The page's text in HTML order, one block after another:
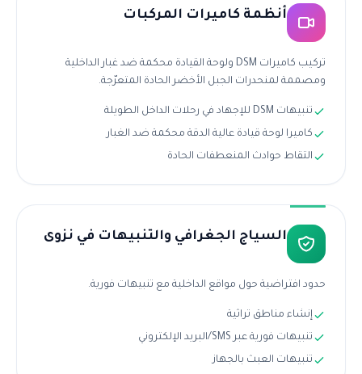
أنظمة كاميرات المركبات
تركيب كاميرات DSM ولوحة القيادة محكمة ضد غبار الداخلية
ومصممة لمنحدرات الجبل الأخضر الحادة المتعرّجة.
تنبيهات DSM للإجهاد في رحلات الداخل الطويلة
كاميرا لوحة قيادة عالية الدقة محكمة ضد الغبار
التقاط حوادث المنعطفات الحادة
السياج الجغرافي والتنبيهات في نزوى
حدود افتراضية حول مواقع الداخلية مع تنبيهات فورية.
إنشاء مناطق تراثية
تنبيهات فورية عبر SMS/البريد الإلكتروني
تنبيهات العبث بالجهاز